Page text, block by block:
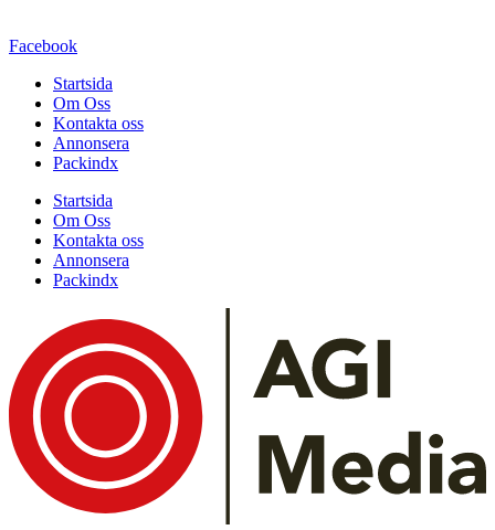
Facebook
Startsida
Om Oss
Kontakta oss
Annonsera
Packindx
Startsida
Om Oss
Kontakta oss
Annonsera
Packindx